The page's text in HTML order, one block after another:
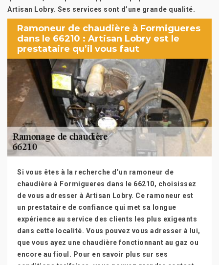
Artisan Lobry. Ses services sont d’une grande qualité.
Ramoneur de chaudière à Formigueres
dans le 66210 : Artisan Lobry est le
prestataire qu’il vous faut
Si vous êtes à la recherche d’un ramoneur de
chaudière à Formigueres dans le 66210, choisissez
de vous adresser à Artisan Lobry. Ce ramoneur est
un prestataire de confiance qui met sa longue
expérience au service des clients les plus exigeants
dans cette localité. Vous pouvez vous adresser à lui,
que vous ayez une chaudière fonctionnant au gaz ou
encore au fioul. Pour en savoir plus sur ses